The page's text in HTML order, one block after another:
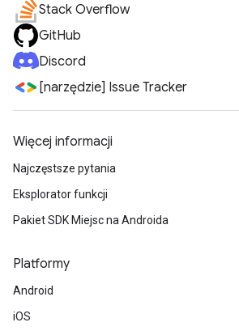
Stack Overflow
GitHub
Discord
[narzędzie] Issue Tracker
Więcej informacji
Najczęstsze pytania
Eksplorator funkcji
Pakiet SDK Miejsc na Androida
Platformy
Android
iOS